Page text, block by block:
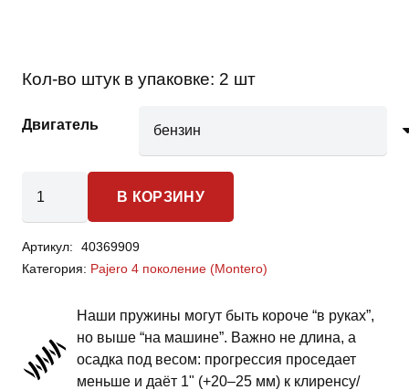
Кол-во штук в упаковке: 2 шт
Двигатель
товара
Pajero
4
пружины
передней
подвески
В КОРЗИНУ
Артикул:
40369909
Категория: Pajero 4 поколение (Montero)
Наши пружины могут быть короче “в руках”,
но выше “на машине”. Важно не длина, а
осадка под весом: прогрессия проседает
меньше и даёт 1" (+20–25 мм) к клиренсу/